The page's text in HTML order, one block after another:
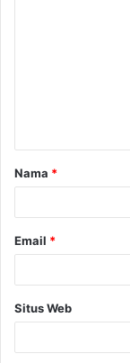
a
r
Nama *
Email *
Situs Web